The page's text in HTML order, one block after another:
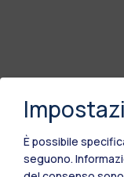
È possibile
seguono.